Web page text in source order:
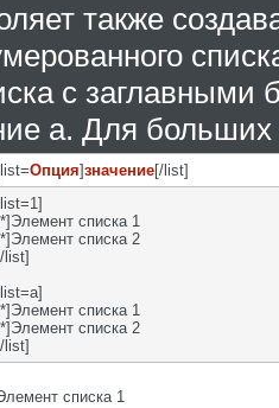
также
с
а. Для
Опция]значение[/list]
списка 1
списка 2
list]
списка 1
списка 2
list]
списка 1